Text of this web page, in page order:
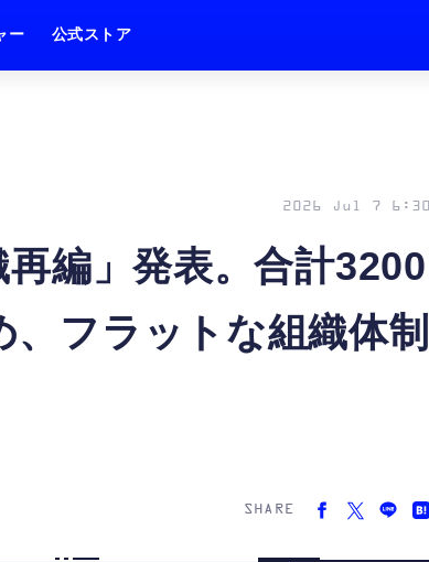
ー 公式ストア
編」発表。合計3200
フラットな組織体制
2026 Jul 7 6:30
SHARE